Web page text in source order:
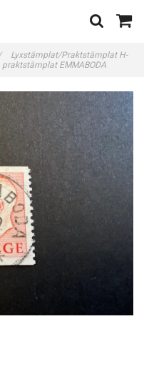
Lyxstämplat/Praktstämplat H-
EMMABODA